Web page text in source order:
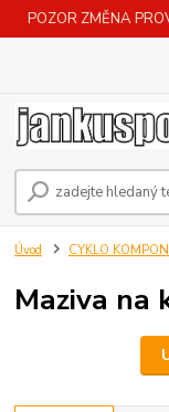
POZOR ZMĚNA
Úvod CYKLO
Maziva na